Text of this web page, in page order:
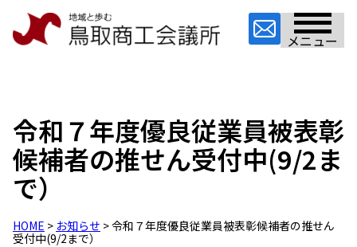
メニュー
令和７年度優良従業員被表彰
候補者の推せん受付中(9/2ま
で）
HOME > お知らせ > 令和７年度優良従業員被表彰候補者の推せん
受付中(9/2まで）